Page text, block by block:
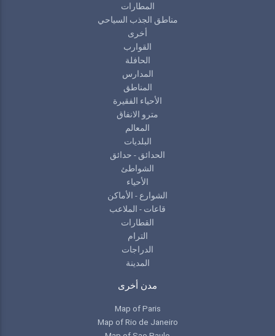
المطارات
مناطق الجذب السياحي
أخرى
القوارب
الحافلة
المدارس
المناطق
الأحياء الفقيرة
مترو الانفاق
المعالم
البلديات
الحدائق - حدائق
الشواطئ
الأحياء
الشوارع - الأماكن
قاعات - الملاعب
القطارات
الترام
الدراجات
المدينة
مدن أخرى
Map of Paris
Map of Rio de Janeiro